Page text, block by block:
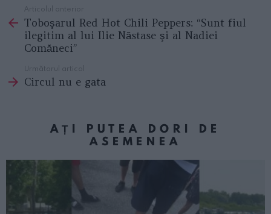
more
Articolul anterior
Toboşarul Red Hot Chili Peppers: “Sunt fiul
ilegitim al lui Ilie Năstase şi al Nadiei
Comăneci”
Următorul articol
Circul nu e gata
AȚI PUTEA DORI DE
ASEMENEA